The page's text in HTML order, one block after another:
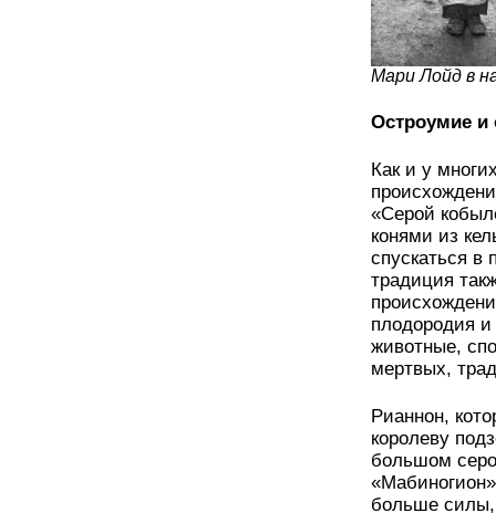
Мари Лойд в
Остроумие и
Как и у
«Серой
конями из
спускаться
традиция
плодородия
животные,
мертвых,
Рианнон,
королеву
большом
больше силы,